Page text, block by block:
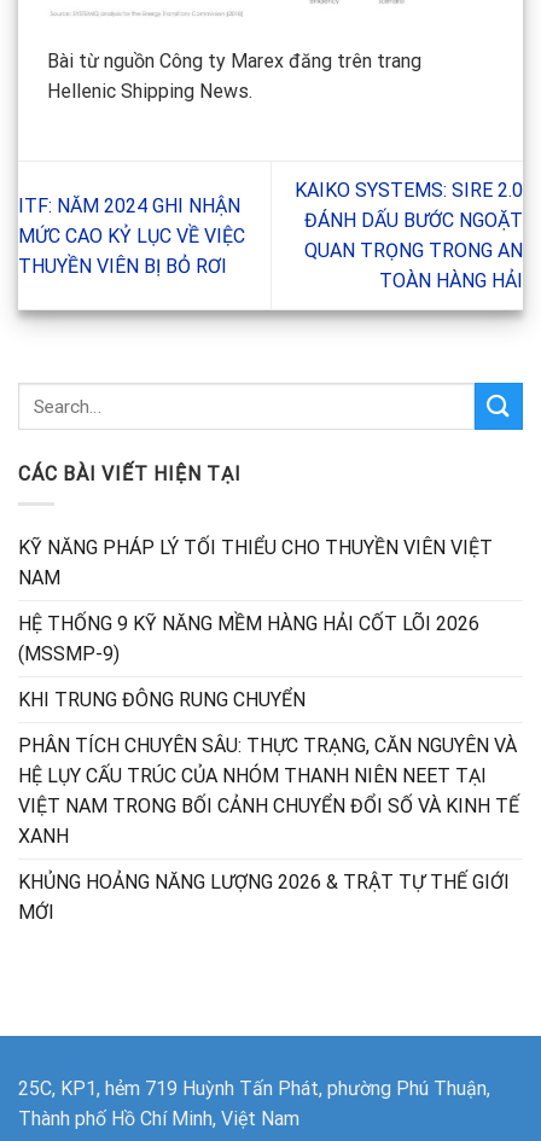
Bài từ nguồn Công ty Marex đăng trên trang
Hellenic Shipping News.
ITF: NĂM 2024 GHI NHẬN
MỨC CAO KỶ LỤC VỀ VIỆC
THUYỀN VIÊN BỊ BỎ RƠI
KAIKO SYSTEMS: SIRE 2.0
ĐÁNH DẤU BƯỚC NGOẶT
QUAN TRỌNG TRONG AN
TOÀN HÀNG HẢI
CÁC BÀI VIẾT HIỆN TẠI
KỸ NĂNG PHÁP LÝ TỐI THIỂU CHO THUYỀN VIÊN VIỆT
NAM
HỆ THỐNG 9 KỸ NĂNG MỀM HÀNG HẢI CỐT LÕI 2026
(MSSMP-9)
KHI TRUNG ĐÔNG RUNG CHUYỂN
PHÂN TÍCH CHUYÊN SÂU: THỰC TRẠNG, CĂN NGUYÊN VÀ
HỆ LỤY CẤU TRÚC CỦA NHÓM THANH NIÊN NEET TẠI
VIỆT NAM TRONG BỐI CẢNH CHUYỂN ĐỔI SỐ VÀ KINH TẾ
XANH
KHỦNG HOẢNG NĂNG LƯỢNG 2026 & TRẬT TỰ THẾ GIỚI
MỚI
25C, KP1, hẻm 719 Huỳnh Tấn Phát, phường Phú Thuận,
Thành phố Hồ Chí Minh, Việt Nam